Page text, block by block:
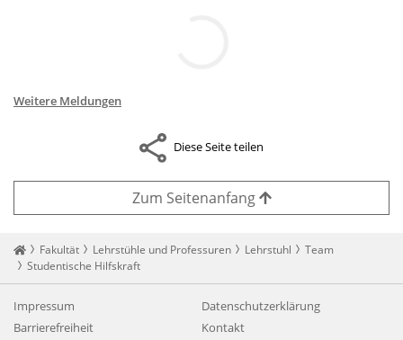
Weitere Meldungen
Diese Seite teilen
Zum Seitenanfang
Startseite
Fakultät Lehrstühle und Professuren Lehrstuhl
Team
Studentische Hilfskraft
Impressum
Datenschutzerklärung
Barrierefreiheit
Kontakt